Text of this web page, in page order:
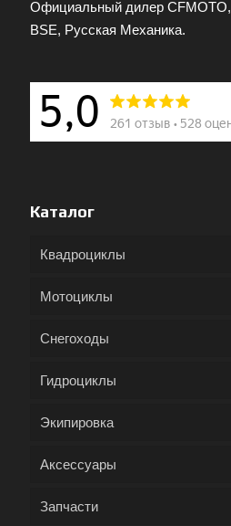
Официальный дилер CFMOTO,
BSE, Русская Механика.
Каталог
Квадроциклы
Мотоциклы
Снегоходы
Гидроциклы
Экипировка
Аксессуары
Запчасти